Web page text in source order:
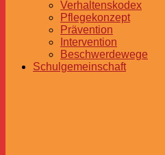
Verhaltenskodex
Pflegekonzept
Prävention
Intervention
Beschwerdewege
Schulgemeinschaft